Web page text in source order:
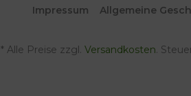
Impressum Allgemeine
* Alle Preise zzgl. Versandkosten.